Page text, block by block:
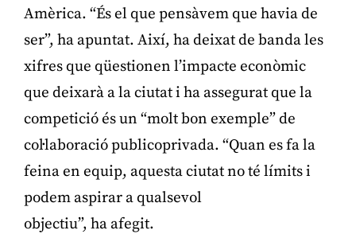
Amèrica. “És el que pensàvem que havia de
ser”, ha apuntat. Així, ha deixat de banda les
xifres que qüestionen l’impacte econòmic
que deixarà a la ciutat i ha assegurat que la
competició és un “molt bon exemple” de
col·laboració publicoprivada. “Quan es fa la
feina en equip, aquesta ciutat no té límits i
podem aspirar a qualsevol
objectiu”, ha afegit.